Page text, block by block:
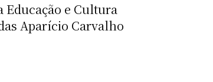
e Cultura
Aparício Carvalho 